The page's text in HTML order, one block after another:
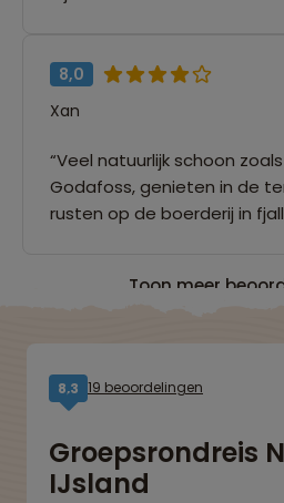
8,0
Xan
“Veel natuurlijk schoon
Godafoss, genieten in de
rusten op de boerderij in
Toon meer
8,3 19 beoordelingen
Groepsrondreis
IJsland